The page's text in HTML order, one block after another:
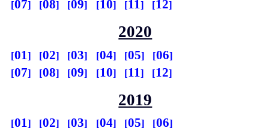
07 08 09 10 11 12
2020
01 02 03 04 05
06
07
08 09 10 11 12
2019
01 02 03 04 05
06